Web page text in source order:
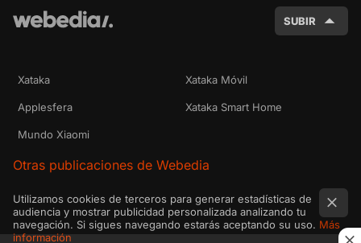
SUBIR
Xataka Xataka Móvil
Applesfera Xataka Smart Home
Mundo Xiaomi
Otras publicaciones de Webedia
Utilizamos cookies de terceros para generar estadísticas de
audiencia y mostrar publicidad personalizada analizando tu
navegación. Si sigues navegando estarás aceptando su uso. Más
información